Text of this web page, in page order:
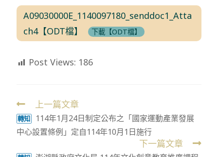
A09030000E_1140097180_senddoc1_Atta
ch4【ODT檔】
下載【ODT檔】
Post Views: 186
Read
more
articles
上一篇文章
轉知
114年1月24日制定公布之「國家運動產業發展
中心設置條例」定自114年10月1日施行
下一篇文章